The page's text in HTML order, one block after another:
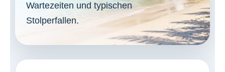
Wartezeiten und typischen
Stolperfallen.